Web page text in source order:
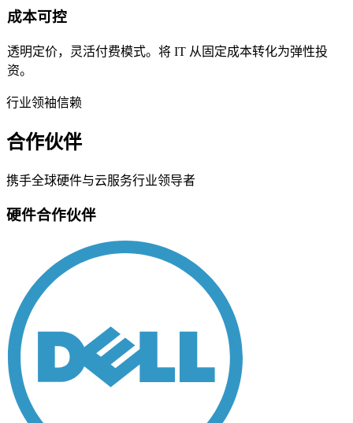
成本可控
透明定价，灵活付费模式。将 IT 从固定成本转化为弹性投
资。
行业领袖信赖
合作伙伴
携手全球硬件与云服务行业领导者
硬件合作伙伴